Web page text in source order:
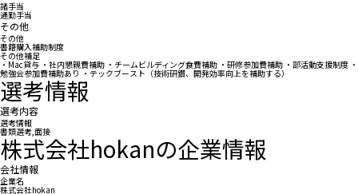
諸手当
通勤手当
その他
その他
書籍購入補助制度
その他補足
・Mac貸与 ・社内懇親費補助 ・チームビルディング食費補助 ・研修参加費補助 ・部活動支援制度 ・
勉強会参加費補助あり ・テックブースト（技術研鑽、開発効率向上を補助する）
選考情報
選考内容
選考情報
書類選考,面接
株式会社hokanの企業情報
会社情報
企業名
株式会社hokan